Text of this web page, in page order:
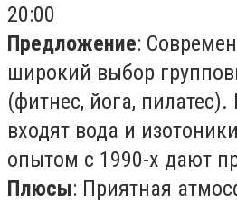
20:00
Предложение:
широкий выбор
(фитнес, йога,
входят вода и
опытом с 1990-х дают
Плюсы: Приятная